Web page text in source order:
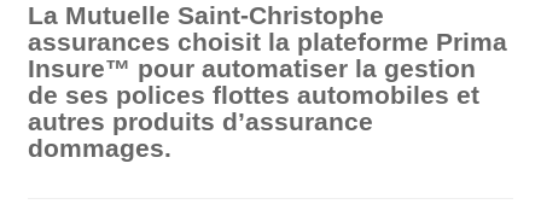
La Mutuelle Saint-Christophe
assurances choisit la plateforme Prima
Insure™ pour automatiser la gestion
de ses polices flottes automobiles et
autres produits d’assurance
dommages.